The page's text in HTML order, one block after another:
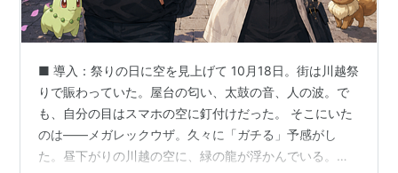
■ 導入：祭りの日に空を見上げて 10月18日。街は川越祭
りで賑わっていた。屋台の匂い、太鼓の音、人の波。で
も、自分の目はスマホの空に釘付けだった。 そこにいた
のは——メガレックウザ。久々に「ガチる」予感がし
た。昼下がりの川越の空に、緑の龍が浮かんでいる。太